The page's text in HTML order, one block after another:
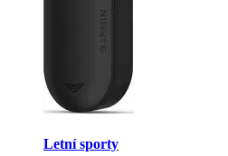
Letní sporty